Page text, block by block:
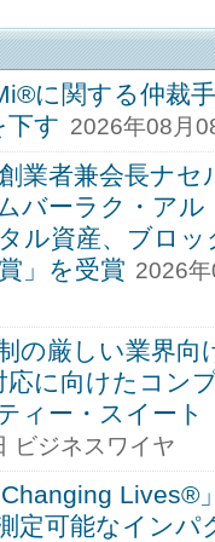
に関する仲裁
下す 2026年08月
業者兼会長ナ
バーラク・ア
ル資産、ブロ
」を受賞 2026
の厳しい業界
応に向けたコン
ィー・スイート
ビジネスワイヤ
Lives®
定可能なインパ